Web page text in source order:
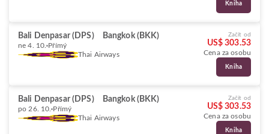
Kniha
Bali Denpasar (DPS) Bangkok (BKK)
ne 4. 10. Přímý
Thai Airways
Začít od
US$ 303.53
Cena za osobu
Kniha
Bali Denpasar (DPS) Bangkok (BKK)
po 26. 10. Přímý
Thai Airways
Začít od
US$ 303.53
Cena za osobu
Kniha